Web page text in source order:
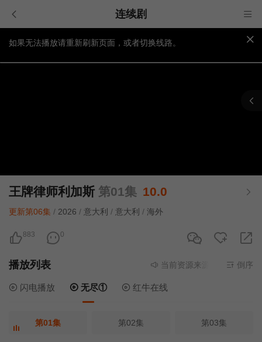
连续剧
如果无法播放请重新刷新页面，或者切换线路。
视频载入速度跟网速有关，请耐心等待几秒钟。
王牌律师利加斯 第01集 10.0
更新第06集 / 2026 / 意大利 / 意大利 / 海外
883 0
播放列表 当前资源来源 无尽①- 无需安
倒序
闪电播放 无尽① 红牛在线
第01集 第02集 第03集